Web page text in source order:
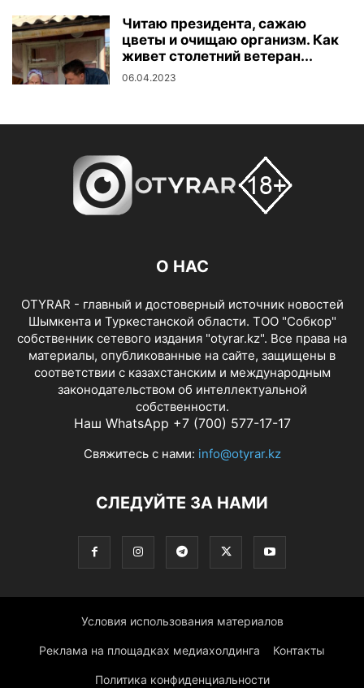
Читаю президента, сажаю
цветы и очищаю организм. Как
живет столетний ветеран...
06.04.2023
О НАС
OTYRAR - главный и достоверный источник новостей
Шымкента и Туркестанской области. ТОО "Собкор"
собственник сетевого издания "otyrar.kz". Все права на
материалы, опубликованные на сайте, защищены в
соответствии с казахстанским и международным
законодательством об интеллектуальной
собственности.
Наш WhatsApp +7 (700) 577-17-17
Свяжитесь с нами: info@otyrar.kz
СЛЕДУЙТЕ ЗА НАМИ
Условия использования материалов
Реклама на площадках медиахолдинга Контакты
Политика конфиденциальности